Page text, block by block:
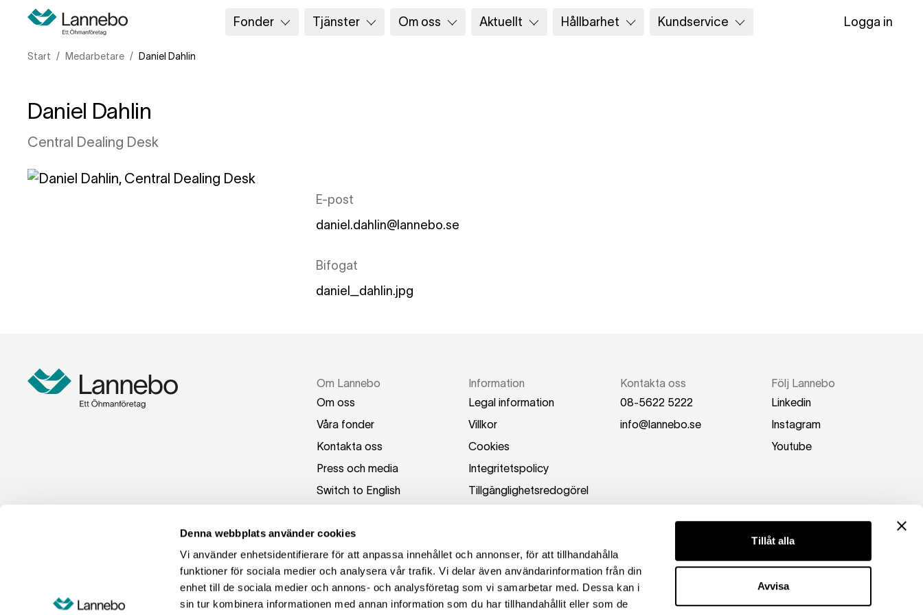
Denna webbplats använder cookies
Vi använder enhetsidentifierare för att anpassa innehållet och annonser, för att tillhandahålla
funktioner för sociala medier och analysera vår trafik. Vi delar även användarinformation från din
enhet till de sociala medier och annons- och analysföretag som vi samarbetar med. Dessa kan i
sin tur kombinera informationen med annan information som du har tillhandahållit eller som de
Tillåt alla
Avvisa
Fonder Tjänster Om oss Aktuellt Hållbarhet Kundservice Logga in
Start Medarbetare Daniel Dahlin
Daniel Dahlin
Central Dealing Desk
E-post
daniel.dahlin@lannebo.se
Bifogat
daniel_dahlin.jpg
Om Lannebo
Om oss
Våra fonder
Kontakta oss
Press och media
Switch to English
Information
Legal information
Villkor
Cookies
Integritetspolicy
Tillgänglighetsredogörel
Kontakta oss
08-5622 5222
info@lannebo.se
Följ Lannebo
Linkedin
Instagram
Youtube